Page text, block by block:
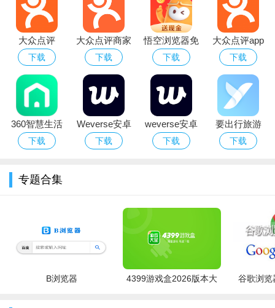
预定排号:线上预约,提前排号!
备婚福利:专家分析婚宴场地,结婚就该这么挑!
孕妈萌宝:验证过了,周末带孩子去哪儿玩听点评的!
生活画报:最大降幅50%,上海最大的免税店即将开业!
酒店优惠:0元住隆重上新!9家豪华酒店邀你免费体验!
玩翻海外:盘点最地道的韩式甜点,每一个都想去吃一遍!
最新发型师排行榜:造型随心换,发现你周边的金牌手艺人！
外卖特惠:免外送费VS免费甜品?别选了,点必送宅急送都是你
的!
教育机构放心选:教育频道新增视频实录功能,身临其境,靠谱机
大众点评
app2026最新
版下载
下载
大众点评商家
版下载app最
新版
下载
悟空浏览器免
费下载安装官
方正版浏览器
下载
大众点评app
官方下载最新
版本
下载
360智慧生活
app官方下载
下载
Weverse安卓
最新版免费下
下载
weverse安卓
版下载
下载
要出行旅游
APP
下载
专题合集
B浏览器
4399游戏盒2026版本大
谷歌浏览